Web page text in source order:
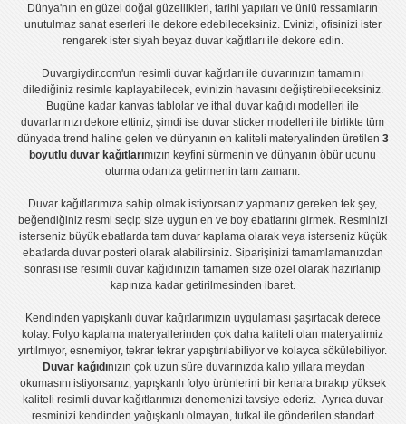
Dünya'nın en güzel doğal güzellikleri, tarihi yapıları ve ünlü ressamların
unutulmaz sanat eserleri ile dekore edebileceksiniz. Evinizi, ofisinizi ister
rengarek ister siyah beyaz duvar kağıtlarıile dekore edin.
Duvargiydir.com'unresimli duvar kağıtları ile duvarınızın tamamını
dilediğiniz resimle kaplayabilecek, evinizin havasını değiştirebileceksiniz.
Bugüne kadarkanvas tablolar veithal duvar kağıdı modelleri ile
duvarlarınızı dekore ettiniz, şimdi iseduvar sticker modelleri ile birlikte tüm
dünyada trend haline gelen ve dünyanın en kaliteli materyalinden üretilen 3
boyutlu duvar kağıtlarımızın keyfini sürmenin ve dünyanın öbür ucunu
oturma odanıza getirmenin tam zamanı.
Duvar kağıtlarımıza sahip olmak istiyorsanız yapmanız gereken tek şey,
beğendiğiniz resmi seçip size uygun en ve boy ebatlarını girmek. Resminizi
isterseniz büyük ebatlarda tam duvar kaplama olarak veya isterseniz küçük
ebatlarda duvar posteri olarak alabilirsiniz. Siparişinizi tamamlamanızdan
sonrası iseresimli duvar kağıdınızın tamamen size özel olarak hazırlanıp
kapınıza kadar getirilmesinden ibaret.
Kendinden yapışkanlı duvar kağıtlarımızın uygulamasışaşırtacak derece
kolay. Folyo kaplama materyallerinden çok daha kaliteli olanmateryalimiz
yırtılmıyor, esnemiyor, tekrar tekrar yapıştırılabiliyor ve kolayca sökülebiliyor.
Duvar kağıdınızın çok uzun süre duvarınızda kalıp yıllara meydan
okumasını istiyorsanız, yapışkanlı folyoürünlerini bir kenara bırakıp yüksek
kaliteli resimli duvar kağıtlarımızı denemenizi tavsiye ederiz. Ayrıca duvar
resminizi kendinden yağışkanlı olmayan, tutkal ile gönderilen standart